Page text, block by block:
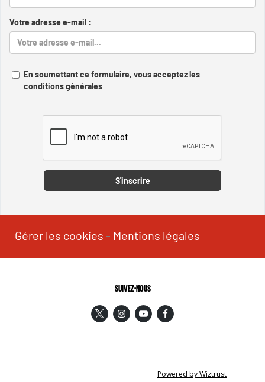
Votre adresse e-mail :
En soumettant ce formulaire, vous acceptez les
conditions générales
S'inscrire
Gérer les cookies - Mentions légales
SUIVEZ-NOUS
Powered by Wiztrust